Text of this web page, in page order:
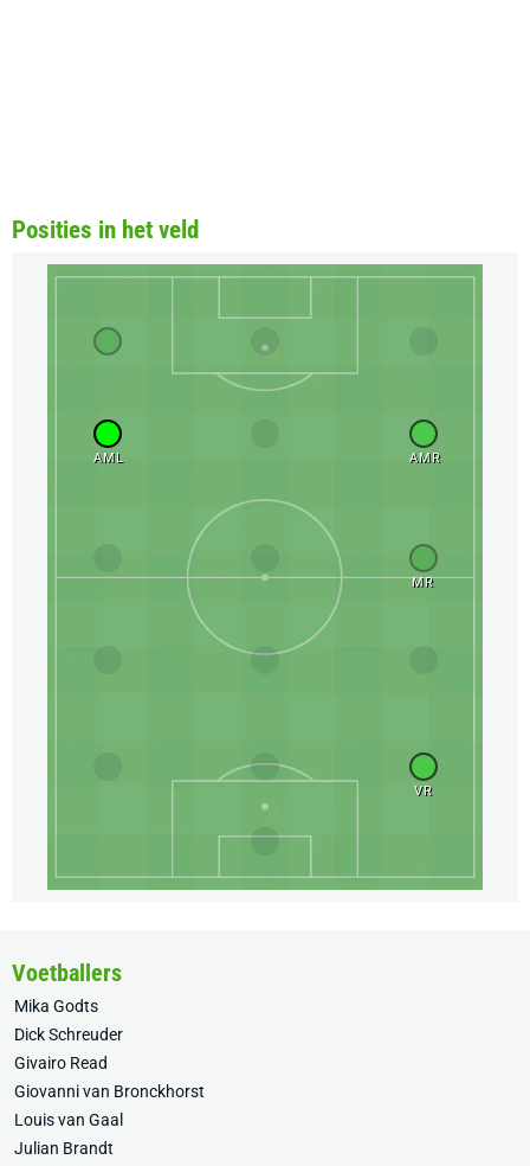
Posities in het veld
AML AMR
MR
VR
Voetballers
Mika Godts
Dick Schreuder
Givairo Read
Giovanni van Bronckhorst
Louis van Gaal
Julian Brandt